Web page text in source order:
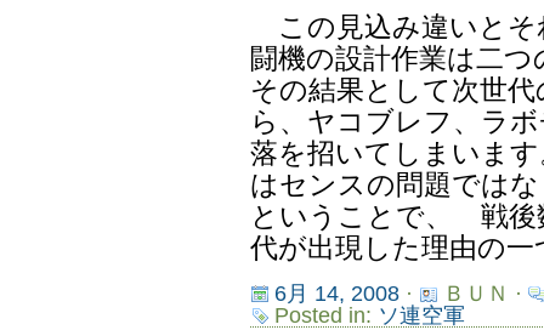
この見込み違いとそ
闘機の設計作業は二
その結果として次世
ら、ヤコブレフ、ラ
落を招いてしまいま
はセンスの問題では
ということで、 戦後
代が出現した理由の
6月 14, 2008·
ＢＵＮ ·
Posted in: ソ連空軍